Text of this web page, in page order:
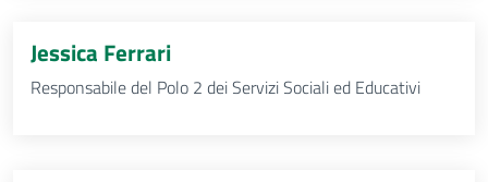
Jessica Ferrari
Responsabile del Polo 2 dei Servizi Sociali ed Educativi